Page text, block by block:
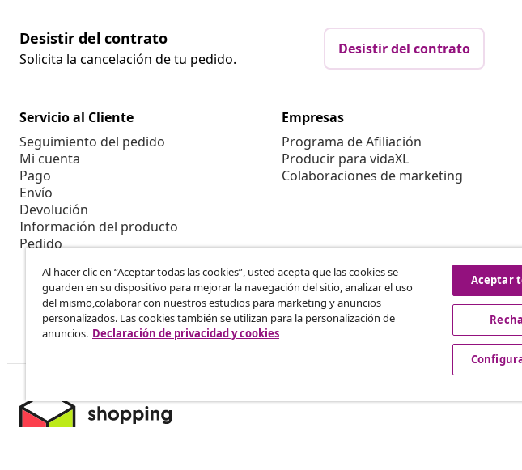
Desistir del contrato
Solicita la cancelación de tu pedido.
Desistir del contrato
Servicio al Cliente
Seguimiento del pedido
Mi cuenta
Pago
Envío
Devolución
Información del producto
Pedido
Empresas
Programa de Afiliación
Producir para vidaXL
Colaboraciones de marketing
Al hacer clic en “Aceptar todas las cookies”, usted acepta que las cookies se
guarden en su dispositivo para mejorar la navegación del sitio, analizar el uso
del mismo,colaborar con nuestros estudios para marketing y anuncios
personalizados. Las cookies también se utilizan para la personalización de
anuncios. Declaración de privacidad y cookies
Aceptar